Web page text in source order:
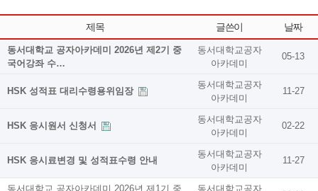
제목 글쓴이 날짜
동서대학교 공자아카데미 2026년 제2기 중
국어강좌 수…
동서대학교공자
아카데미
05-13
HSK 성적표 대리수령용위임장
동서대학교공자
아카데미
11-27
HSK 응시원서 신청서
동서대학교공자
아카데미
02-22
HSK 응시료변경 및 성적표수령 안내
동서대학교공자
아카데미
11-27
동서대학교 공자아카데미 2026년 제1기 중
동서대학교공자